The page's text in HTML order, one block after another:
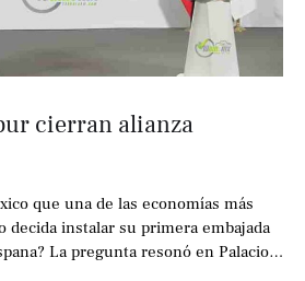
cierran alianza
que una de las economías más
decida instalar su primera embajada
La pregunta resonó en Palacio